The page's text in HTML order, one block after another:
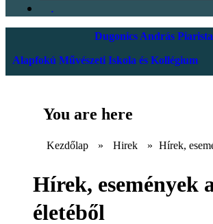
.
Dugonics András
Alapfokú Művészeti Iskola és Kollégium
You are here
Kezdőlap » Hirek » Hírek,
Hírek, események
életéből